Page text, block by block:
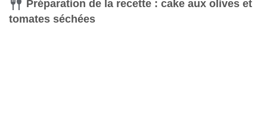
Préparation de la recette : cake aux olives et
tomates séchées